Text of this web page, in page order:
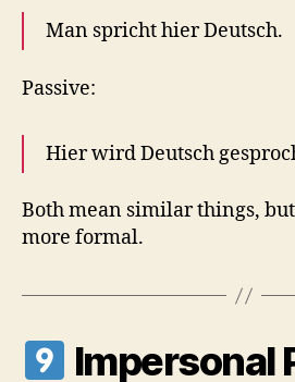
Man spricht hier Deutsch.
Passive:
Hier wird Deutsch
Both mean similar things,
more formal.
Impersonal